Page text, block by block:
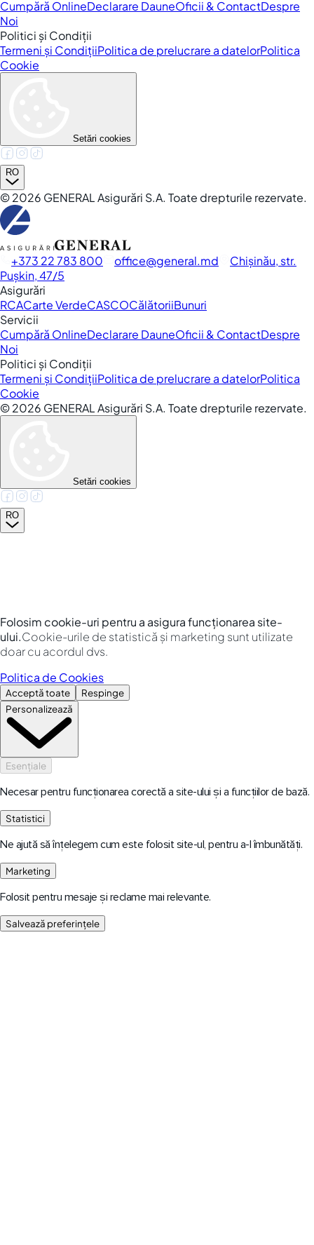
Cumpără OnlineDeclarare DauneOficii & ContactDespre
Noi
Politici și Condiții
Termeni și CondițiiPolitica de prelucrare a datelorPolitica
Cookie
Setări cookies
RO
©2026 GENERAL Asigurări S.A. Toate drepturile rezervate.
+373 22 783 800 office general.md
Chișinău, str.
Pușkin, 47/5
Asigurări
RCACarte VerdeCASCOCălătoriiBunuri
Servicii
Cumpără OnlineDeclarare DauneOficii & ContactDespre
Noi
Politici și Condiții
Termeni și CondițiiPolitica de prelucrare a datelorPolitica
Cookie
©2026 GENERAL Asigurări S.A. Toate drepturile rezervate.
Setări cookies
RO
Folosim cookie-uri pentru a asigura funcționarea site-
ului.Cookie-urile de statistică și marketing sunt utilizate
doar cu acordul dvs.
Politica de Cookies
Acceptă toate
Respinge
Personalizează
Esențiale
Necesar pentru funcționarea corectă a site-ului și a funcțiilor de bază.
Statistici
Ne ajută să înțelegem cum este folosit site-ul, pentru a-l îmbunătăți.
Marketing
Folosit pentru mesaje și reclame mai relevante.
Salvează preferințele